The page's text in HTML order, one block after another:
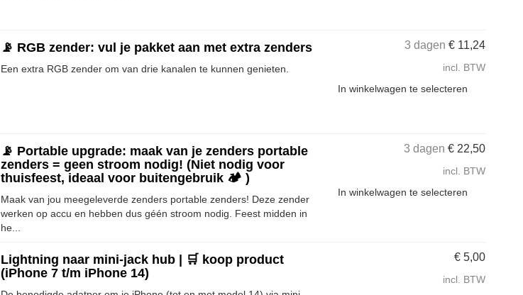
3 dagen € 11,24
incl. BTW
In winkelwagen te selecteren
📡 RGB zender: vul je pakket aan met extra zenders
Een extra RGB zender om van drie kanalen te kunnen genieten.
3 dagen € 22,50
incl. BTW
In winkelwagen te selecteren
📡 Portable upgrade: maak van je zenders portable
zenders = geen stroom nodig! (Niet nodig voor
thuisfeest, ideaal voor buitengebruik 🏕️ )
Maak van jou meegeleverde zenders portable zenders! Deze zender
werken op accu en hebben dus géén stroom nodig. Feest midden in
he...
€ 5,00
incl. BTW
Lightning naar mini-jack hub | 🛒 koop product
(iPhone 7 t/m iPhone 14)